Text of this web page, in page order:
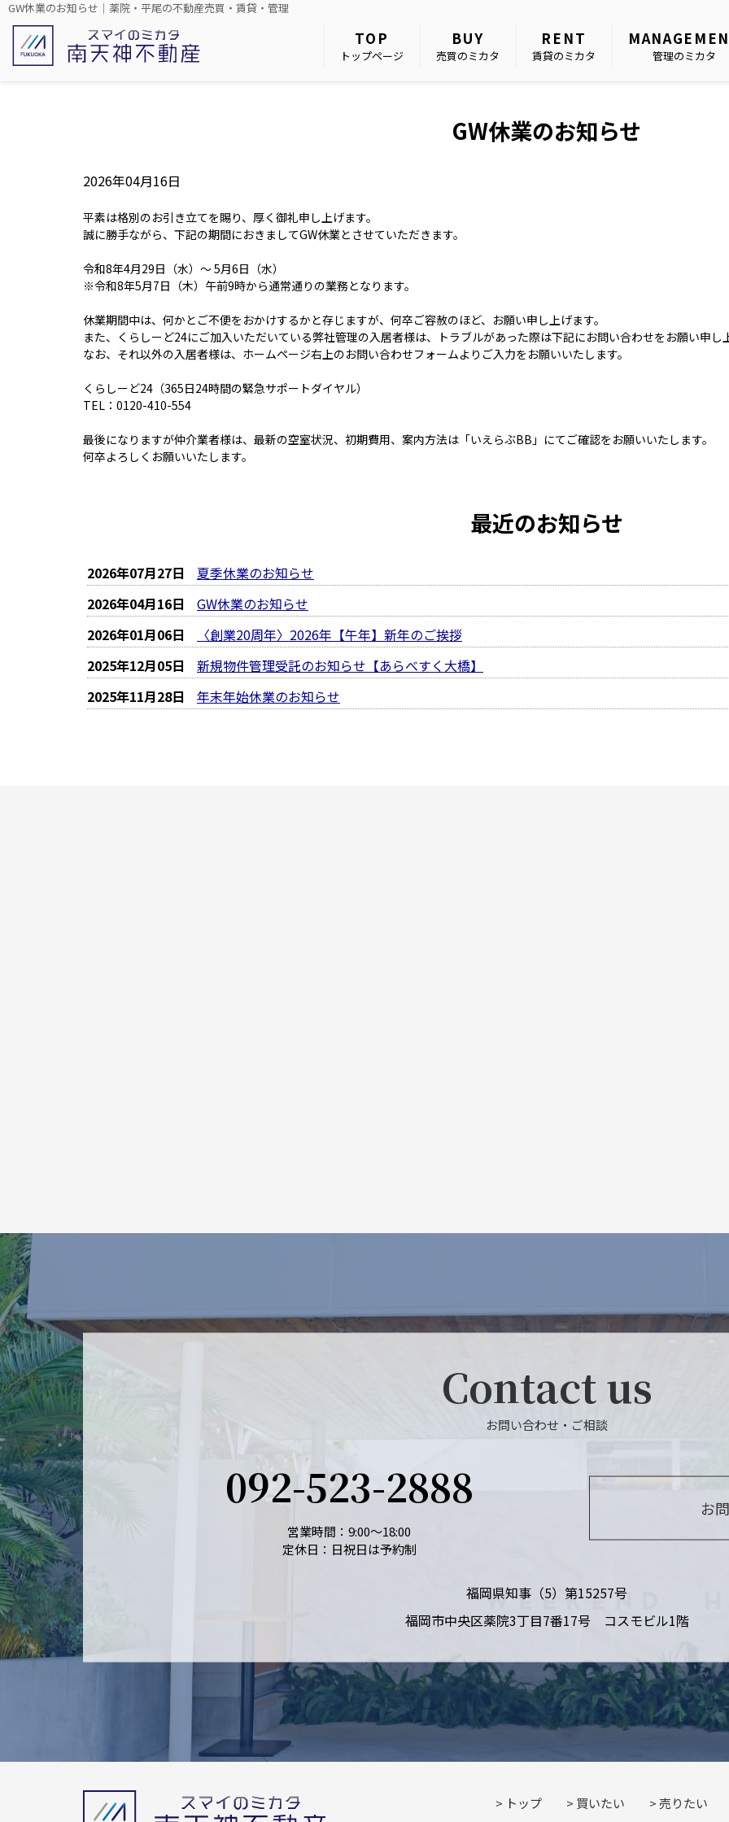
GW休業のお知らせ｜薬院・平尾の不動産売買・賃貸・管理
TOP
トップページ
BUY
売買のミカタ
RENT
賃貸のミカタ 管理のミカタ
GW休業のお知らせ
2026年04月16日
平素は格別のお引き立てを賜り、厚く御礼申し上げます。
誠に勝手ながら、下記の期間におきましてGW休業とさせていただきます。
令和8年4月29日（水）～ 5月6日（水）
※令和8年5月7日（木）午前9時から通常通りの業務となります。
休業期間中は、何かとご不便をおかけするかと存じますが、何卒ご容赦のほど、お願い申し上げます。
また、くらしーど24にご加入いただいている弊社管理の入居者様は、トラブルがあった際は下記にお問い合わせをお願い申し
なお、それ以外の入居者様は、ホームページ右上のお問い合わせフォームよりご入力をお願いいたします。
くらしーど24（365日24時間の緊急サポートダイヤル）
TEL：0120-410-554
最後になりますが仲介業者様は、最新の空室状況、初期費用、案内方法は「いえらぶBB」にてご確認をお願いいたします。
何卒よろしくお願いいたします。
最近のお知らせ
2026年07月27日
夏季休業のお知らせ
2026年04月16日
GW休業のお知らせ
2026年01月06日
〈創業20周年〉2026年【午年】新年のご挨拶
2025年12月05日
新規物件管理受託のお知らせ【あらべすく大橋】
2025年11月28日
年末年始休業のお知らせ
Contact us
お問い合わせ・ご相談
092-523-2888
営業時間：9:00～18:00
定休日：日祝日は予約制
お
福岡県知事（5）第15257号
福岡市中央区薬院3丁目7番17号 コスモビル1階
トップ 買いたい 売りたい